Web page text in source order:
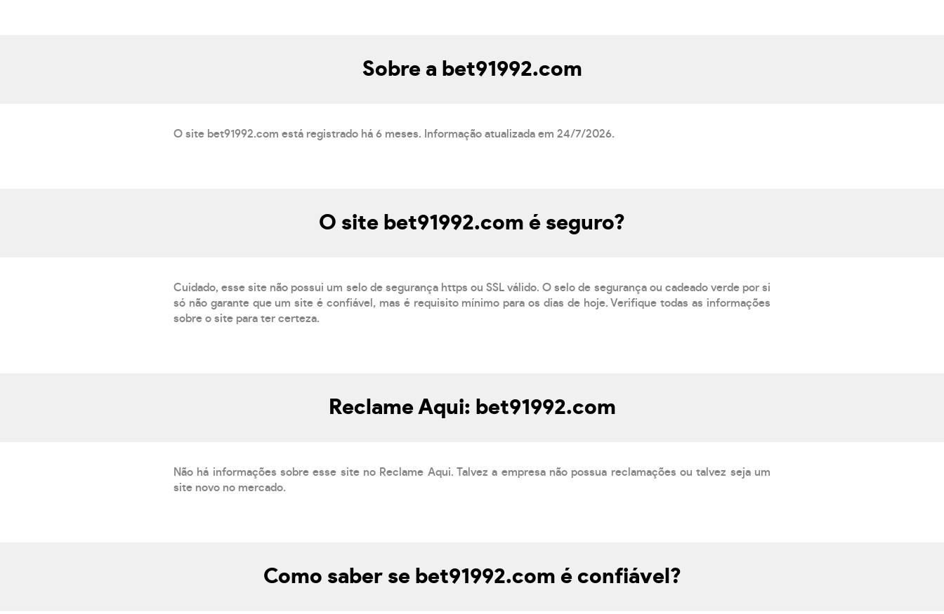
Sobre a bet91992.com
O site bet91992.com está registrado há 6 meses. Informação atualizada em 24/7/2026.
O site bet91992.com é seguro?
Cuidado, esse site não possui um selo de segurança https ou SSL válido. O selo de segurança ou cadeado verde por si
só não garante que um site é confiável, mas é requisito mínimo para os dias de hoje. Verifique todas as informações
sobre o site para ter certeza.
Reclame Aqui: bet91992.com
Não há informações sobre esse site no Reclame Aqui. Talvez a empresa não possua reclamações ou talvez seja um
site novo no mercado.
Como saber se bet91992.com é confiável?